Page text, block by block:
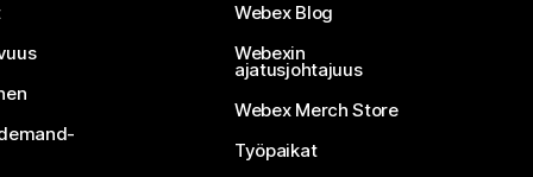
Webex Blog
Webexin
ajatusjohtajuus
Webex Merch Store
Työpaikat